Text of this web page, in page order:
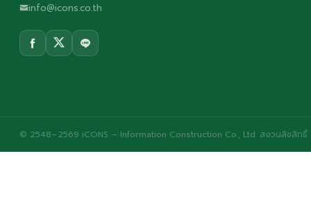
info@icons.co.th
© 2548–2569 iCONS – Information Construction Co., Ltd. สงวนลิขสิทธิ์